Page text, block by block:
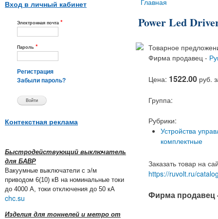
Вход в личный кабинет
Электронная почта *
Пароль *
Регистрация
Забыли пароль?
Контекстная реклама
Быстродействующий выключатель
для БАВР
Вакуумные выключатели с э/м
приводом 6(10) кВ на номинальные токи
до 4000 А, токи отключения до 50 кА
chc.su
Изделия для тоннелей и метро от
Вы здесь
Главная
Power Led
Товарное
Фирма продавец -
Цена: 1522.00 руб.
Группа:
Рубрики:
Устройства
комплектные
Заказать товар на
https://ruvolt.ru/
Фирма продавец